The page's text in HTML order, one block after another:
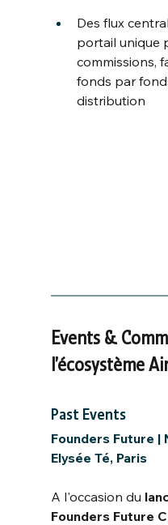
Des flux
portail unique
commissions,
fonds par
distribution
Events &
l’écosystème
Past Events
Founders Future |
Elysée Té, Paris
A l'occasion du
Founders Future